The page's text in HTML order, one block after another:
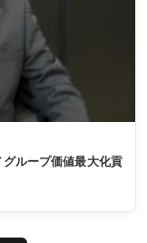
ループ価値最大化貢